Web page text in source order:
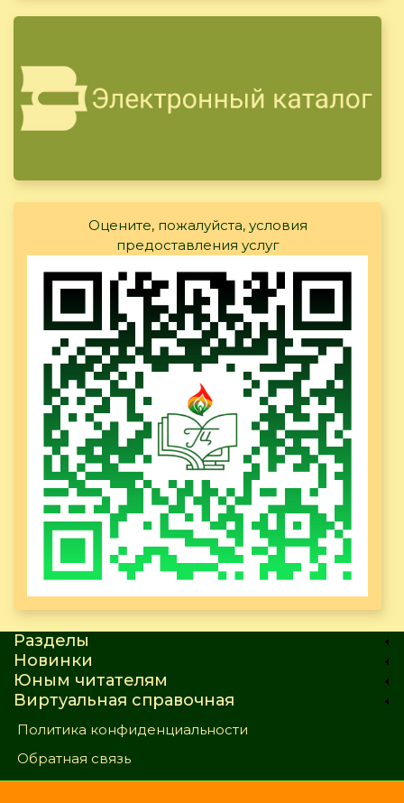
Оцените, пожалуйста, условия
предоставления услуг
Разделы
Новинки
Юным читателям
Виртуальная справочная
Политика конфиденциальности
Обратная связь